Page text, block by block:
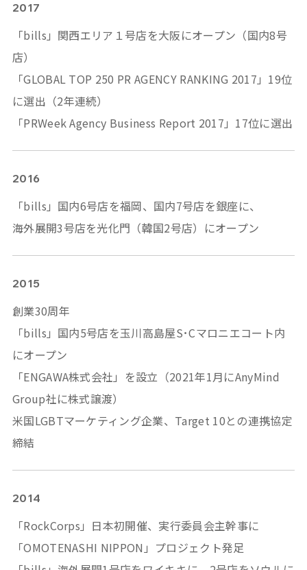
2017
「bills」関西エリア１号店を大阪にオープン（国内8号
店）
「GLOBAL TOP 250 PR AGENCY RANKING 2017」19位
に選出（2年連続）
「PRWeek Agency Business Report 2017」17位に選出
2016
「bills」国内6号店を福岡、国内7号店を銀座に、
海外展開3号店を光化門（韓国2号店）にオープン
2015
創業30周年
「bills」国内5号店を玉川高島屋S･Cマロニエコート内
にオープン
「ENGAWA株式会社 」を設立（2021年1月にAnyMind
Group社に株式譲渡）
米国LGBTマーケティング企業、Target 10との連携協定
締結
2014
「RockCorps」日本初開催、実行委員会主幹事に
「OMOTENASHI NIPPON」プロジェクト発足